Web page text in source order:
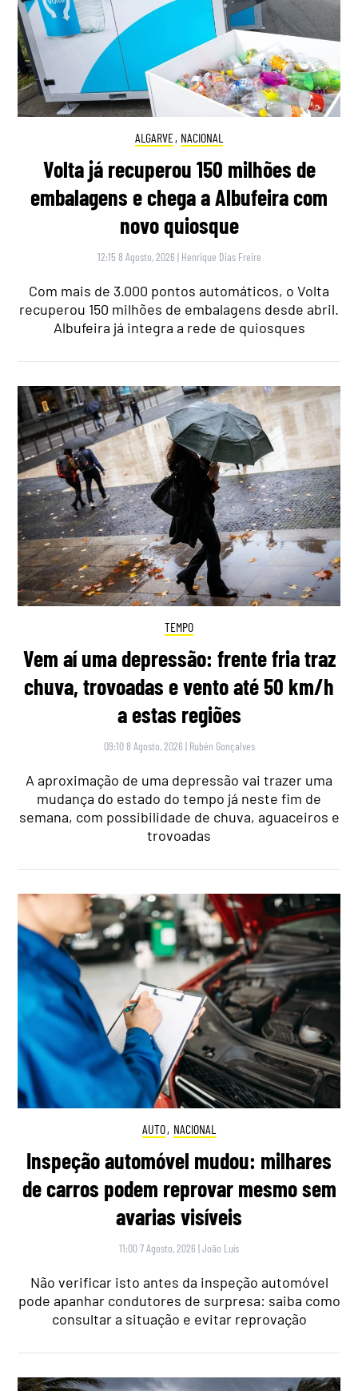
ALGARVE, NACIONAL
Volta já recuperou 150 milhões de
embalagens e chega a Albufeira com
novo quiosque
12:15 8 Agosto, 2026 | Henrique Dias Freire
Com mais de 3.000 pontos automáticos, o Volta
recuperou 150 milhões de embalagens desde abril.
Albufeira já integra a rede de quiosques
TEMPO
Vem aí uma depressão: frente fria traz
chuva, trovoadas e vento até 50 km/h
a estas regiões
09:10 8 Agosto, 2026 | Rubén Gonçalves
A aproximação de uma depressão vai trazer uma
mudança do estado do tempo já neste fim de
semana, com possibilidade de chuva, aguaceiros e
trovoadas
AUTO, NACIONAL
Inspeção automóvel mudou: milhares
de carros podem reprovar mesmo sem
avarias visíveis
11:00 7 Agosto, 2026 |João Luís
Não verificar isto antes da inspeção automóvel
pode apanhar condutores de surpresa: saiba como
consultar a situação e evitar reprovação